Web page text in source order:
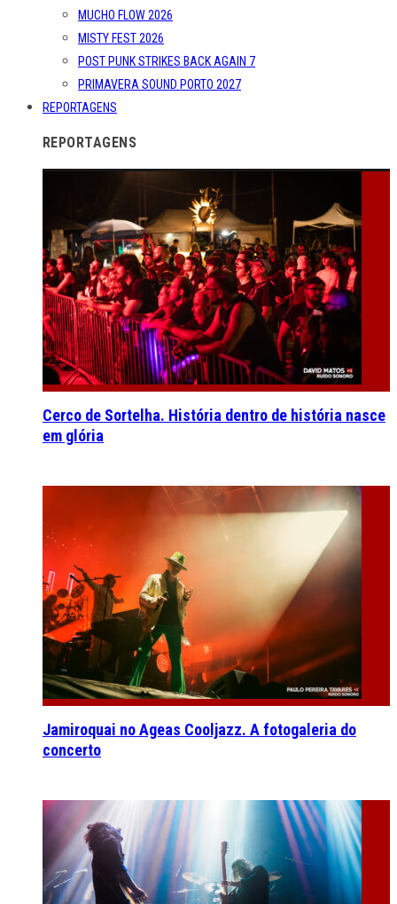
MUCHO FLOW 2026
MISTY FEST 2026
POST PUNK STRIKES BACK AGAIN 7
PRIMAVERA SOUND PORTO 2027
REPORTAGENS
REPORTAGENS
Cerco de Sortelha. História dentro de história nasce
em glória
Jamiroquai no Ageas Cooljazz. A fotogaleria do
concerto